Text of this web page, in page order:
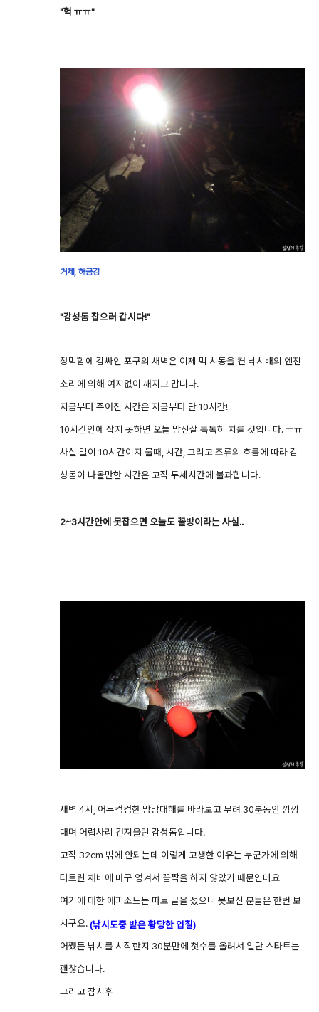
"헉 ㅠㅠ"
거제, 해금강
"감성돔 잡으러 갑시다!"
정막함에 감싸인 포구의 새벽은 이제 막 시동을 켠 낚시배의 엔진
소리에 의해 여지없이 깨지고 맙니다.
지금부터 주어진 시간은 지금부터 단 10시간!
10시간안에 잡지 못하면 오늘 망신살 톡톡히 치를 것입니다. ㅠㅠ
사실 말이 10시간이지 물때, 시간, 그리고 조류의 흐름에 따라 감
성돔이 나올만한 시간은 고작 두세시간에 불과합니다.
2~3시간안에 못잡으면 오늘도 꼴방이라는 사실..
새벽 4시, 어두컴컴한 망망대해를 바라보고 무려 30분동안 낑낑
대며 어렵사리 건져올린 감성돔입니다.
고작 32cm 밖에 안되는데 이렇게 고생한 이유는 누군가에 의해
터트린 채비에 마구 엉켜서 꼼짝을 하지 않았기 때문인데요
여기에 대한 에피소드는 따로 글을 섰으니 못보신 분들은 한번 보
시구요.(낚시도중 받은 황당한 입질)
어쨌든 낚시를 시작한지 30분만에 첫수를 올려서 일단 스타트는
괜찮습니다.
그리고 잠시후